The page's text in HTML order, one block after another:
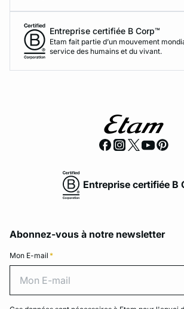
Entreprise certifiée B Corp™
Etam fait partie d’un mouvement
service des humains et du vivant.
Entreprise certifiée B
Abonnez-vous à notre newsletter
Mon E-mail *